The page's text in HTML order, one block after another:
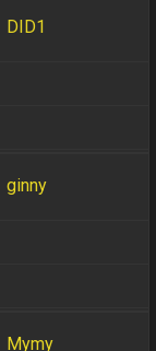
DID1
ginny
Mymy